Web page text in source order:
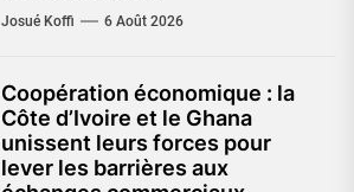
Josué Koffi 6 Août 2026
Coopération économique : la
Côte d’Ivoire et le Ghana
unissent leurs forces pour
lever les barrières aux